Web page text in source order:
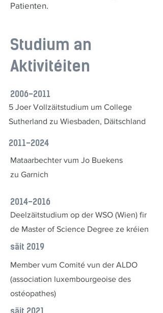
Patienten.
Studium an
Aktivitéiten
2006-2011
5 Joer Vollzäitstudium um College
Sutherland zu Wiesbaden, Däitschland
2011-2024
Mataarbechter vum Jo Buekens
zu Garnich
2014-2016
Deelzäitstudium op der WSO (Wien) fir
de Master of Science Degree ze kréien
säit 2019
Member vum Comité vun der ALDO
(association luxembourgeoise des
ostéopathes)